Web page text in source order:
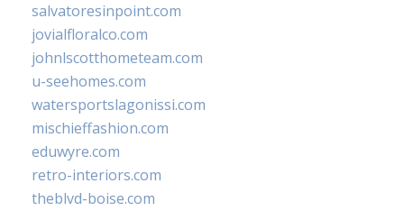
salvatoresinpoint.com
jovialfloralco.com
johnlscotthometeam.com
u-seehomes.com
watersportslagonissi.com
mischieffashion.com
eduwyre.com
retro-interiors.com
theblvd-boise.com